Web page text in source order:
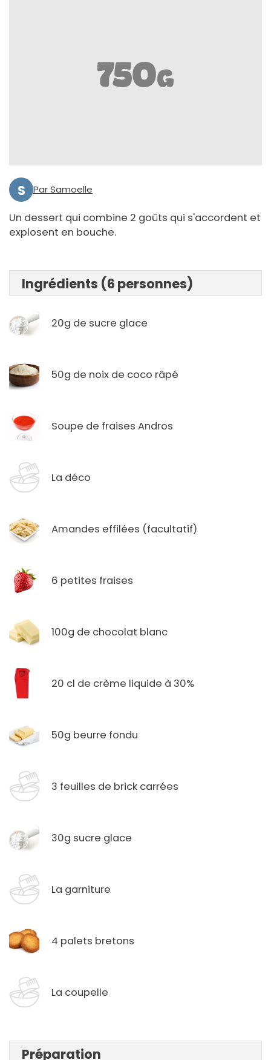
S Par Samoelle
Un dessert qui combine 2 goûts qui s'accordent et
explosent en bouche.
Ingrédients (6 personnes)
20g de sucre glace
50g de noix de coco râpé
Soupe de fraises Andros
La déco
Amandes effilées (facultatif)
6 petites fraises
100g de chocolat blanc
20 cl de crème liquide à 30%
50g beurre fondu
3 feuilles de brick carrées
30g sucre glace
La garniture
4 palets bretons
La coupelle
Préparation